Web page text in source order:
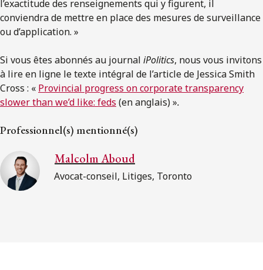
l’exactitude des renseignements qui y figurent, il
conviendra de mettre en place des mesures de surveillance
ou d’application. »
Si vous êtes abonnés au journal iPolitics, nous vous invitons
à lire en ligne le texte intégral de l’article de Jessica Smith
Cross : « Provincial progress on corporate transparency
slower than we’d like: feds (en anglais) ».
Professionnel(s) mentionné(s)
Malcolm Aboud
Avocat-conseil, Litiges, Toronto